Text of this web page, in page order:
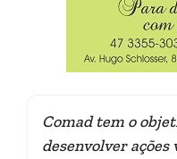
Comad tem o
desenvolver ações